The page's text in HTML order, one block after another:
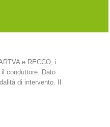
e RECCO, i
conduttore. Dato
di intervento. Il